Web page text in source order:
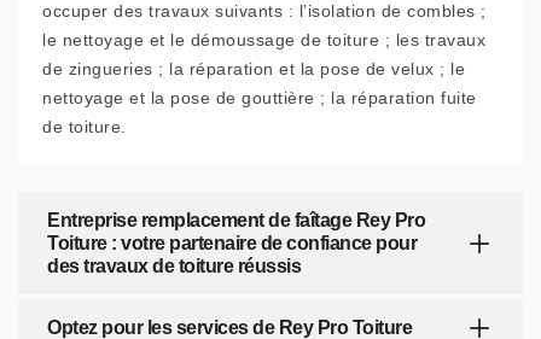
occuper des travaux suivants : l’isolation de combles ;
le nettoyage et le démoussage de toiture ; les travaux
de zingueries ; la réparation et la pose de velux ; le
nettoyage et la pose de gouttière ; la réparation fuite
de toiture.
Entreprise remplacement de faîtage Rey Pro
Toiture : votre partenaire de confiance pour
des travaux de toiture réussis
Optez pour les services de Rey Pro Toiture